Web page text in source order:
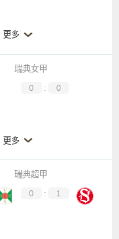
更多
瑞典女甲
0 :
0
更多
瑞典超甲
0 :
1